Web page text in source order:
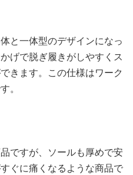
と一体型のデザインになっ
げで脱ぎ履きがしやすくス
きます。この仕様はワーク
。
ですが、ソールも厚めで安
ぐに痛くなるような商品で